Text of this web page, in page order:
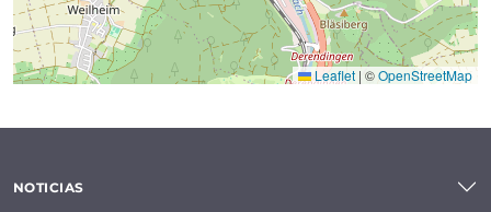
Leaflet | ©OpenStreetMap
NOTICIAS